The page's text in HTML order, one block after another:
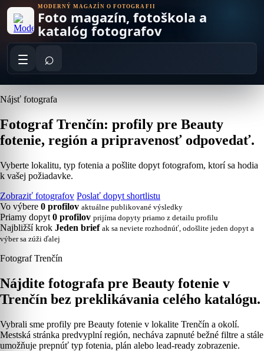
content
MODERNÝ MAGAZÍN O FOTOGRAFII
Foto magazín, fotoškola a
katalóg fotografov
⌕
Nájsť fotografa
Fotograf Trenčín: profily pre Beauty
fotenie, región a pripravenosť odpovedať.
Vyberte lokalitu, typ fotenia a pošlite dopyt fotografom, ktorí sa hodia
k vašej požiadavke.
Zobraziť fotografov Poslať dopyt shortlistu
Vo výbere 0 profilov aktuálne publikované výsledky
Priamy dopyt 0 profilov prijíma dopyty priamo z detailu profilu
Najbližší krok Jeden brief ak sa neviete rozhodnúť, odošlite jeden dopyt a
výber sa zúži ďalej
Fotograf Trenčín
Nájdite fotografa pre Beauty fotenie v
Trenčín bez preklikávania celého katalógu.
Vybrali sme profily pre Beauty fotenie v lokalite Trenčín a okolí.
Mestská stránka predvyplní región, necháva zapnuté bežné filtre a stále
umožňuje prepnúť typ fotenia, plán alebo lead-ready zobrazenie.